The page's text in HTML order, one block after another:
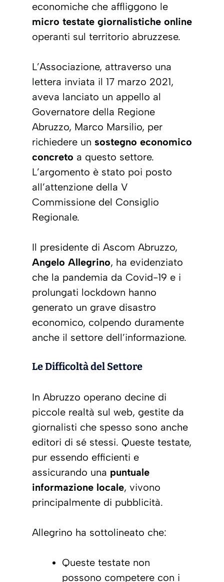
economiche che affliggono le
micro testate giornalistiche online
operanti sul territorio abruzzese.
L’Associazione, attraverso una
lettera inviata il 17 marzo 2021,
aveva lanciato un appello al
Governatore della Regione
Abruzzo, Marco Marsilio, per
richiedere un sostegno economico
concreto a questo settore.
L’argomento è stato poi posto
all’attenzione della V
Commissione del Consiglio
Regionale.
Il presidente di Ascom Abruzzo,
Angelo Allegrino, ha evidenziato
che la pandemia da Covid-19 e i
prolungati lockdown hanno
generato un grave disastro
economico, colpendo duramente
anche il settore dell’informazione.
Le Difficoltà del Settore
In Abruzzo operano decine di
piccole realtà sul web, gestite da
giornalisti che spesso sono anche
editori di sé stessi. Queste testate,
pur essendo efficienti e
assicurando una puntuale
informazione locale, vivono
principalmente di pubblicità.
Allegrino ha sottolineato che:
Queste testate non
possono competere con i